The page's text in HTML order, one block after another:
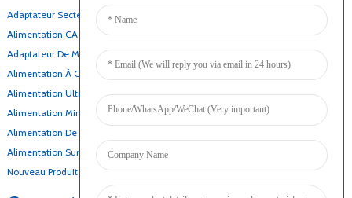
Adaptateur Secteur De Bureau
Alimentation CA CC
Adaptateur De Montage Mural
Alimentation À Cadre Ouvert
Alimentation Ultra-Mince
Alimentation Mince
Alimentation De Secours Par Batterie
Alimentation Sur Rail DIN
Nouveau Produit